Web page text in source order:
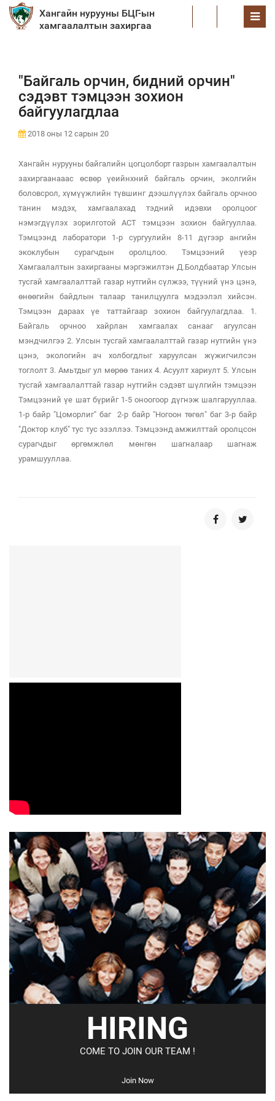
Хангайн нурууны БЦГ-ын
хамгаалалтын захиргаа
"Байгаль орчин, бидний орчин"
сэдэвт тэмцээн зохион
байгуулагдлаа
2018 оны 12 сарын 20
Хангайн нурууны байгалийн цогцолборт газрын хамгаалалтын
захиргаанааас өсвөр үеийнхний байгаль орчин, эколгийн
боловсрол, хүмүүжлийн түвшинг дээшлүүлэх байгаль орчноо
танин мэдэх, хамгаалахад тэдний идэвхи оролцоог
нэмэгдүүлэх зорилготой АСТ тэмцээн зохион байгууллаа.
Тэмцээнд лаборатори 1-р сургуулийн 8-11 дүгээр ангийн
экоклубын сурагчдын оролцлоо. Тэмцээний үеэр
Хамгаалалтын захиргааны мэргэжилтэн Д.Болдбаатар Улсын
тусгай хамгаалалттай газар нутгийн сүлжээ, түүний үнэ цэнэ,
өнөөгийн байдлын талаар танилцуулга мэдээлэл хийсэн.
Тэмцээн дараах үе таттайгаар зохион байгуулагдлаа. 1.
Байгаль орчноо хайрлан хамгаалах санааг агуулсан
мэндчилгээ 2. Улсын тусгай хамгаалалттай газар нутгийн үнэ
цэнэ, экологийн ач холбогдлыг харуулсан жүжигчилсэн
тоглолт 3. Амьтдыг ул мөрөө таних 4. Асуулт хариулт 5. Улсын
тусгай хамгаалалттай газар нутгийн сэдэвт шүлгийн тэмцээн
Тэмцээний үе шат бүрийг 1-5 оноогоор дүгнэж шалгарууллаа.
1-р байр "Цоморлиг" баг 2-р байр "Ногоон төгөл" баг 3-р байр
"Доктор клуб" тус тус эзэллээ. Тэмцээнд амжилттай оролцсон
сурагчдыг өргөмжлөл мөнгөн шагналаар шагнаж
урамшууллаа.
HIRING
COME TO JOIN OUR TEAM !
Join Now